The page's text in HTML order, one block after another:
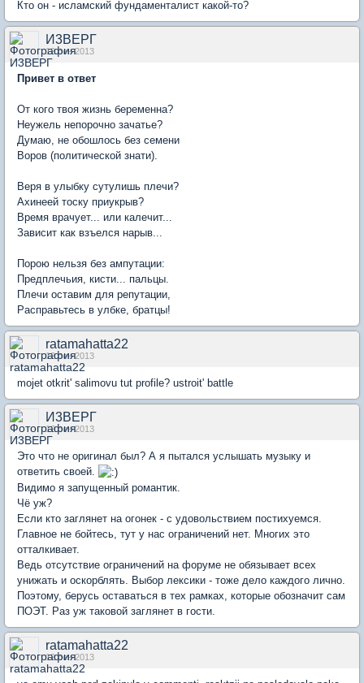
Кто он - исламский фундаменталист какой-то?
И3ВЕРГ
12 сен 2013
Привет в ответ
От кого твоя жизнь беременна?
Неужель непорочно зачатье?
Думаю, не обошлось без семени
Воров (политической знати).
Веря в улыбку сутулишь плечи?
Ахинеей тоску приукрыв?
Время врачует... или калечит...
Зависит как взъелся нарыв...
Порою нельзя без ампутации:
Предплечьия, кисти... пальцы.
Плечи оставим для репутации,
Расправьтесь в улбке, братцы!
ratamahatta22
12 сен 2013
mojet otkrit' salimovu tut profile? ustroit' battle
И3ВЕРГ
12 сен 2013
Это что не оригинал был? А я пытался услышать музыку и
ответить своей.
Видимо я запущенный романтик.
Чё уж?
Если кто заглянет на огонек - с удовольствием постихуемся.
Главное не бойтесь, тут у нас ограничений нет. Многих это
отталкивает.
Ведь отсутствие ограничений на форуме не обязывает всех
унижать и оскорблять. Выбор лексики - тоже дело каждого лично.
Поэтому, берусь оставаться в тех рамках, которые обозначит сам
ПОЭТ. Раз уж таковой заглянет в гости.
ratamahatta22
12 сен 2013